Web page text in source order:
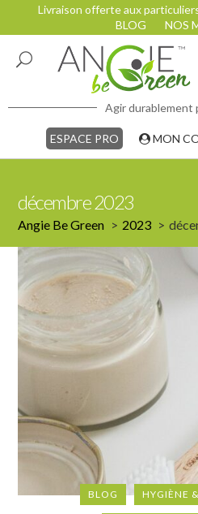
Livraison offerte aux
BLOG
NOS
Agir durablement
ESPACE PRO MON
décembre 2023
Angie Be Green 2023
BLOG HYGIÈNE